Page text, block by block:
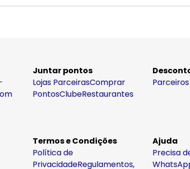
Juntar pontos
Lojas ParceirasComprar
PontosClubeRestaurantes
Parceiros
Termos e Condições
Política de
PrivacidadeRegulamentos,
Ajuda
Precisa